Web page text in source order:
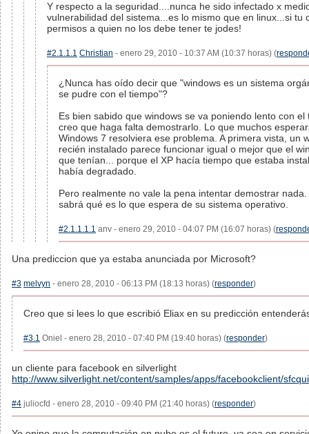
Y respecto a la seguridad....nunca he sido infectado x
vulnerabilidad del sistema...es lo mismo que en linux...si tu
permisos a quien no los debe tener te jodes!
#2.1.1.1 Christian - enero 29, 2010 - 10:37 AM (10:37 horas) (
¿Nunca has oído decir que "windows es un sistema
se pudre con el tiempo"?
Es bien sabido que windows se va poniendo lento con el
creo que haga falta demostrarlo. Lo que muchos
Windows 7 resolviera ese problema. A primera vista, un
recién instalado parece funcionar igual o mejor que el
que tenían... porque el XP hacía tiempo que estaba
había degradado.
Pero realmente no vale la pena intentar demostrar
sabrá qué es lo que espera de su sistema operativo.
#2.1.1.1.1 anv - enero 29, 2010 - 04:07 PM (16:07 horas) (
Una prediccion que ya estaba anunciada por Microsoft?
#3 melvyn - enero 28, 2010 - 06:13 PM (18:13 horas) (responder)
Creo que si lees lo que escribió Eliax en su predicción
#3.1 Oniel - enero 28, 2010 - 07:40 PM (19:40 horas) (responder)
un cliente para facebook en silverlight
http://www.silverlight.net/content/samples/apps/facebookclient/
#4 juliocfd - enero 28, 2010 - 09:40 PM (21:40 horas) (responder)